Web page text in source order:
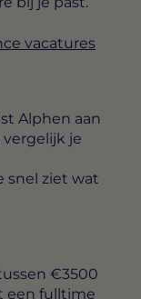
vacatures
Alphen aan
je
snel ziet wat
€3500
een fulltime